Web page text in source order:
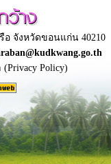
ว้าง
อ จังหวัดขอนแก่น 40210
Policy)